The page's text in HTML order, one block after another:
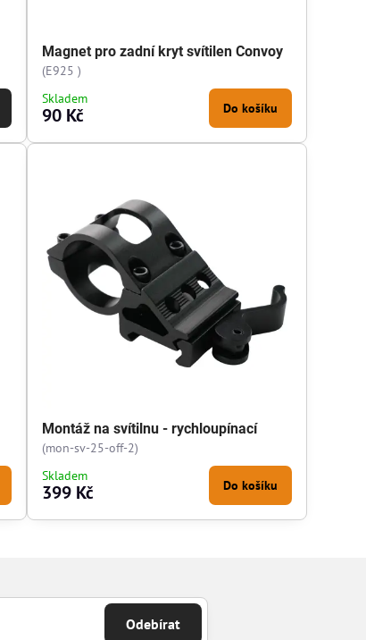
Magnet pro zadní kryt svítilen Convoy
(E925 )
Skladem
90 Kč Do košíku
Montáž na svítilnu - rychloupínací
(mon-sv-25-off-2)
Skladem
399 Kč Do košíku
Odebírat